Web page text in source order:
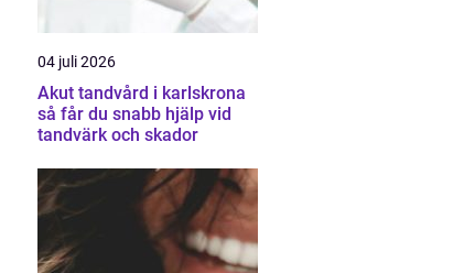
04 juli 2026
Akut tandvård i karlskrona
så får du snabb hjälp vid
tandvärk och skador